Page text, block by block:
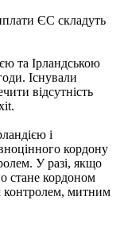
ЄС складуть
та Ірландською
Існували
відсутність
і
кордону
У разі, якщо
стане кордоном
контролем, митним